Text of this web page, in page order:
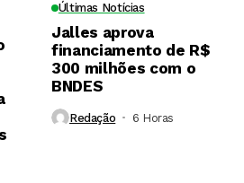
Últimas Notícias
Jalles aprova
financiamento de R$
300 milhões com o
BNDES
Redação 6 Horas ⁮